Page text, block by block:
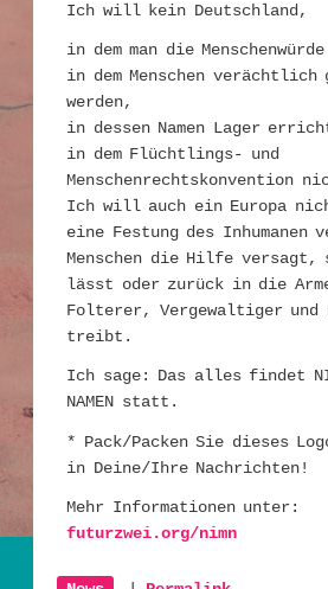
Ich will kein Deutschland,
in dem man die
in dem Menschen verächtlich
werden,
in dessen Namen Lager
in dem Flüchtlings- und
Menschenrechtskonvention
Ich will auch ein Europa
eine Festung des Inhumanen
Menschen die Hilfe
lässt oder zurück in die
Folterer, Vergewaltiger und
treibt.
Ich sage: Das alles findet
NAMEN statt.
* Pack/Packen Sie dieses
in Deine/Ihre Nachrichten!
Mehr Informationen unter:
futurzwei.org/nimn